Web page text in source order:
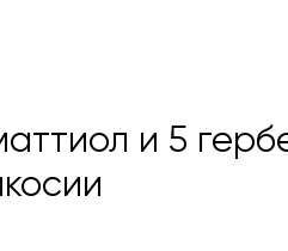
и 5